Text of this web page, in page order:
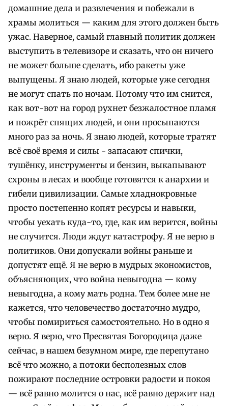
домашние дела и развлечения и побежали в
храмы молиться — каким для этого должен быть
ужас. Наверное, самый главный политик должен
выступить в телевизоре и сказать, что он ничего
не может больше сделать, ибо ракеты уже
выпущены. Я знаю людей, которые уже сегодня
не могут спать по ночам. Потому что им снится,
как вот-вот на город рухнет безжалостное пламя
и пожрёт спящих людей, и они просыпаются
много раз за ночь. Я знаю людей, которые тратят
всё своё время и силы - запасают спички,
тушёнку, инструменты и бензин, выкапывают
схроны в лесах и вообще готовятся к анархии и
гибели цивилизации. Самые хладнокровные
просто постепенно копят ресурсы и навыки,
чтобы уехать куда-то, где, как им верится, войны
не случится. Люди ждут катастрофу. Я не верю в
политиков. Они допускали войны раньше и
допустят ещё. Я не верю в мудрых экономистов,
объясняющих, что война невыгодна — кому
невыгодна, а кому мать родна. Тем более мне не
кажется, что человечество достаточно мудро,
чтобы помириться самостоятельно. Но в одно я
верю. Я верю, что Пресвятая Богородица даже
сейчас, в нашем безумном мире, где перепутано
всё что можно, а потоки бесполезных слов
пожирают последние островки радости и покоя
— всё равно молится о нас, всё равно держит над